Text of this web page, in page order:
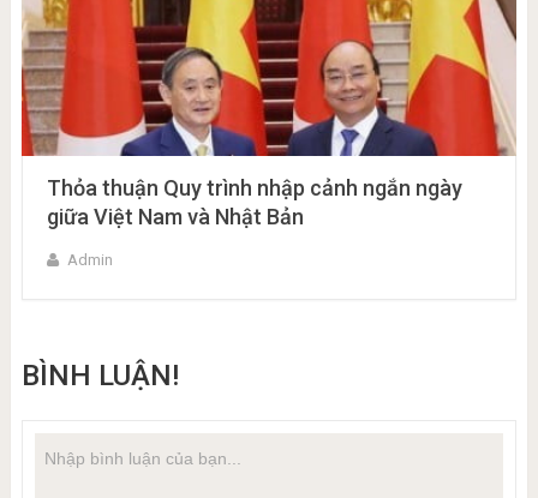
Thỏa thuận Quy trình nhập cảnh ngắn ngày
giữa Việt Nam và Nhật Bản
Admin
BÌNH LUẬN!